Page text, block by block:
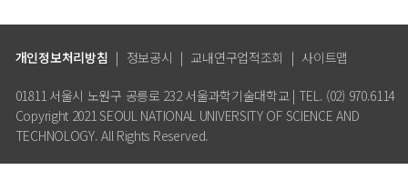
개인정보처리방침 | 정보공시 | 교내연구업적조회 | 사이트맵
01811 서울시 노원구 공릉로 232 서울과학기술대학교 | TEL. (02) 970.6114
Copyright 2021 SEOUL NATIONAL UNIVERSITY OF SCIENCE AND
TECHNOLOGY. All Rights Reserved.